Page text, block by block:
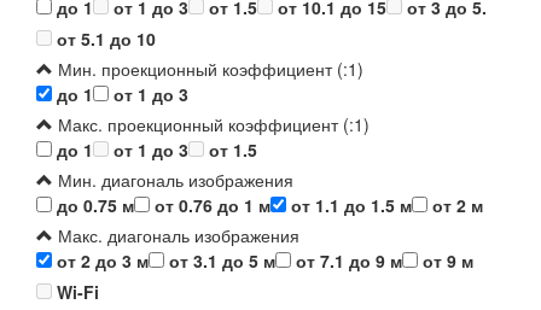
до 1
от 1 до 3 от 1.5 от 10.1 до 15
от 3 до 5.
от 5.1 до 10
Мин. проекционный коэффициент (:1)
до 1
от 1 до 3
Макс. проекционный коэффициент (:1)
до 1
от 1 до 3
от 1.5
Мин. диагональ изображения
до 0.75 м
от 0.76 до 1 м от 1.1 до 1.5 м
от 2 м
Макс. диагональ изображения
от 2 до 3 м
от 3.1 до 5 м от 7.1 до 9 м
от 9 м
Wi-Fi